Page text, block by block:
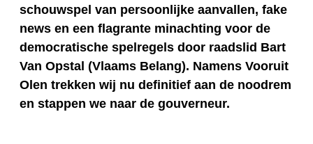
schouwspel van persoonlijke aanvallen, fake
news en een flagrante minachting voor de
democratische spelregels door raadslid Bart
Van Opstal (Vlaams Belang). Namens Vooruit
Olen trekken wij nu definitief aan de noodrem
en stappen we naar de gouverneur.